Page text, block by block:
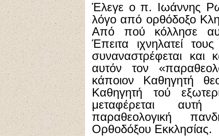
Έλεγε ο π. Ιωάννης
λόγο από ορθόδοξο
Από πού κόλλησε
Έπειτα ιχνηλατεί
συναναστρέφεται και
αυτόν τον
κάποιον Καθηγητή
Καθηγητή τού
μεταφέρεται
παραθεολογική
Ορθοδόξου Εκκλησίας.